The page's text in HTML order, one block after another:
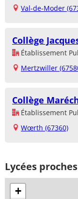
Val-de-Moder
Collège
Établissement
Mertzwiller
Collège
Établissement
Wœrth (67360)
Lycées
+